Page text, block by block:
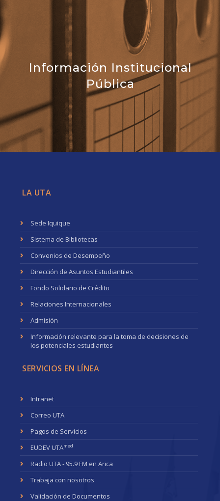
Información Institucional
Pública
LA UTA
Sede Iquique
Sistema de Bibliotecas
Convenios de Desempeño
Dirección de Asuntos Estudiantiles
Fondo Solidario de Crédito
Relaciones Internacionales
Admisión
Información relevante para la toma de decisiones de
los potenciales estudiantes
SERVICIOS EN LÍNEA
Intranet
Correo UTA
Pagos de Servicios
EUDEV UTAmed
Radio UTA - 95.9 FM en Arica
Trabaja con nosotros
Validación de Documentos